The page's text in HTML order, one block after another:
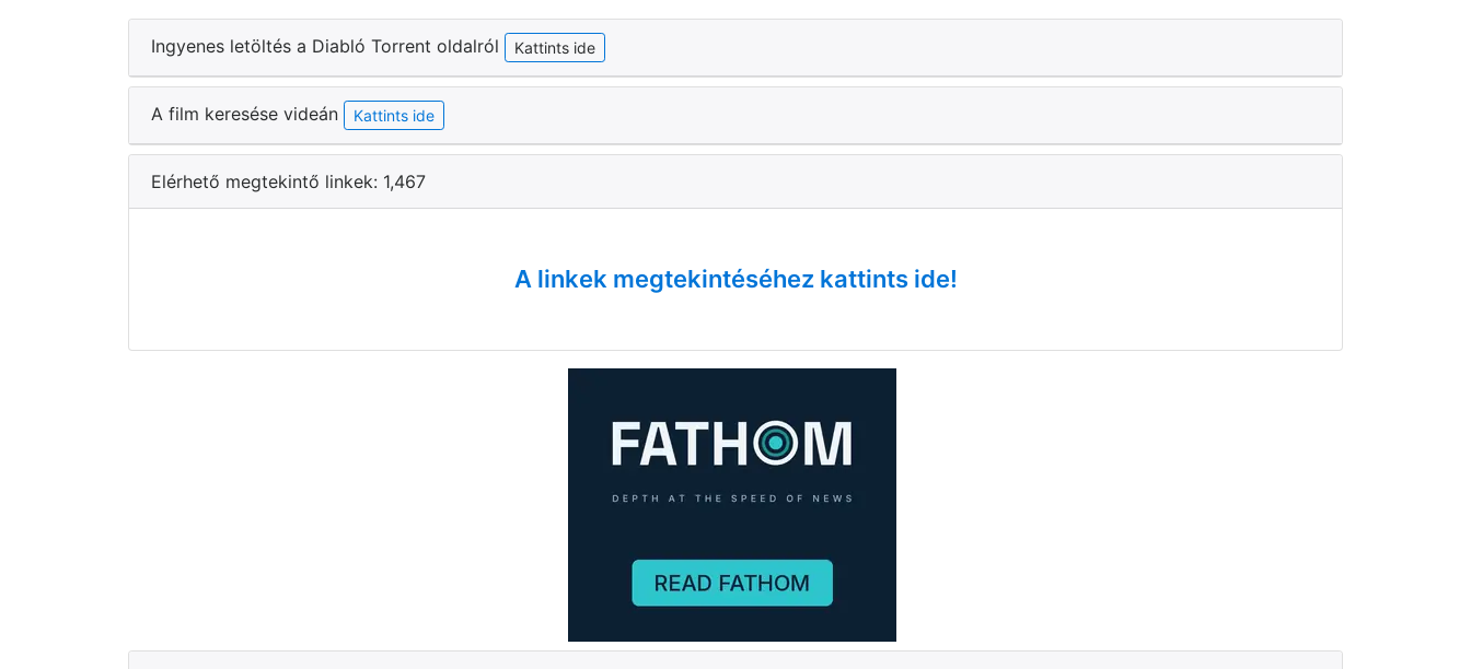
Ingyenes letöltés a Diabló Torrent oldalról Kattints ide
A film keresése videán Kattints ide
Elérhető megtekintő linkek: 1,467
A linkek megtekintéséhez kattints ide!